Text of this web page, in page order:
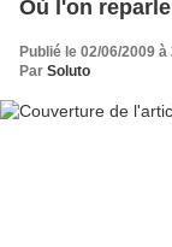
Où l'on
Publié le 02/06/2009 à
Par Soluto